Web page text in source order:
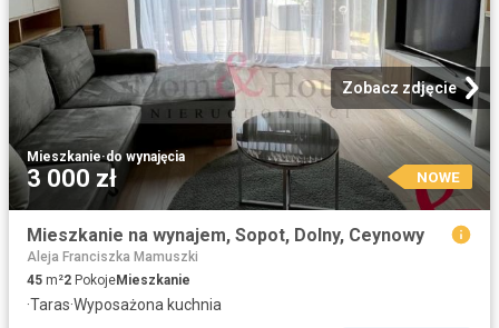
Zobacz zdjęcie
Mieszkanie·do wynajęcia
3 000 zł NOWE
Mieszkanie na wynajem, Sopot, Dolny, Ceynowy
Aleja Franciszka Mamuszki
45 m²2 PokojeMieszkanie
·Taras·Wyposażona kuchnia